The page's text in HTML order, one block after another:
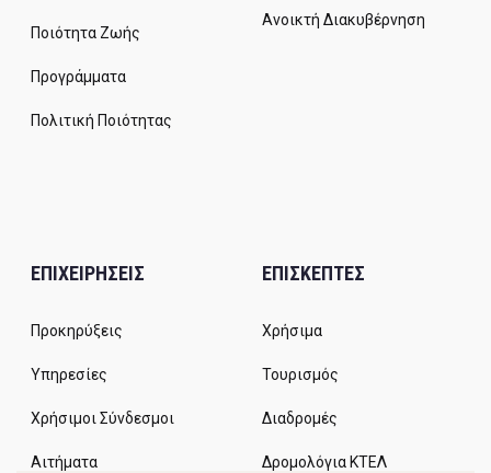
Ποιότητα Ζωής
Προγράμματα
Πολιτική Ποιότητας
Ανοικτή Διακυβέρνηση
ΕΠΙΧΕΙΡΗΣΕΙΣ
Προκηρύξεις
Υπηρεσίες
Χρήσιμοι Σύνδεσμοι
Αιτήματα
ΕΠΙΣΚΕΠΤΕΣ
Χρήσιμα
Τουρισμός
Διαδρομές
Δρομολόγια ΚΤΕΛ